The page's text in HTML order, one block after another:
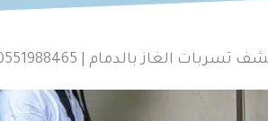
الغاز بالدمام | 0551988465